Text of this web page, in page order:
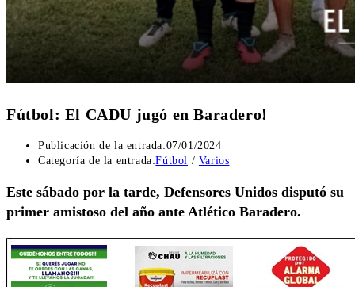
Fútbol: El CADU jugó en Baradero!
Publicación de la entrada:07/01/2024
Categoría de la entrada:Fútbol / Varios
Este sábado por la tarde, Defensores Unidos disputó su
primer amistoso del año ante Atlético Baradero.